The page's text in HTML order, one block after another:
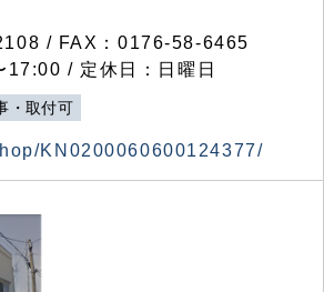
/ FAX：0176-58-6465
17:00 / 定休日：日曜日
・取付可
KN0200060600124377/